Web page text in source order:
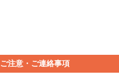
ご注意・ご連絡事項